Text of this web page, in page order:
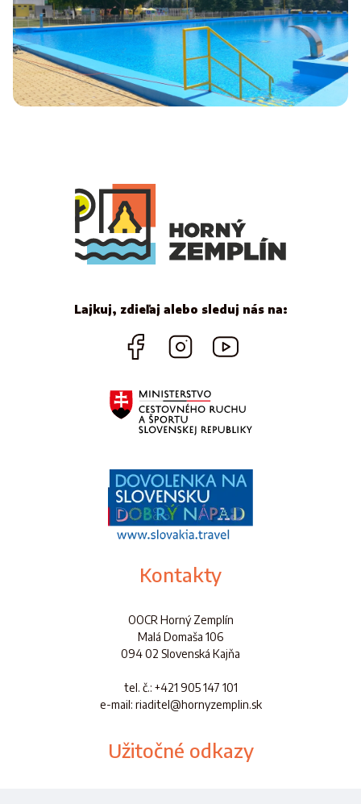
Lajkuj, zdieľaj alebo sleduj nás na:
Kontakty
OOCR Horný Zemplín
Malá Domaša 106
094 02 Slovenská Kajňa
tel. č.: +421 905 147 101
e-mail: riaditel@hornyzemplin.sk
Užitočné odkazy